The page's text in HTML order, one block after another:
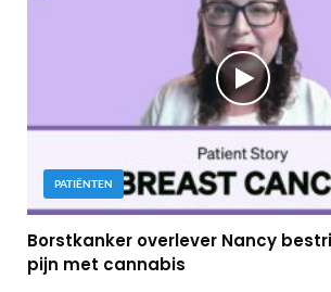
PATIËNTEN
Borstkanker overlever Nancy
pijn met cannabis